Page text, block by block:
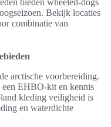
bieden wheeled-dogs
Bekijk locaties
combinatie van
arctische voorbereiding.
EHBO-kit en kennis
kleding veiligheid is
en waterdichte